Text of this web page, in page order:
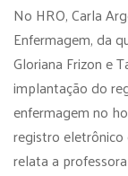
No HRO, Carla
Enfermagem, da
Gloriana Frizon e
implantação do
enfermagem no
registro eletrônico
relata a